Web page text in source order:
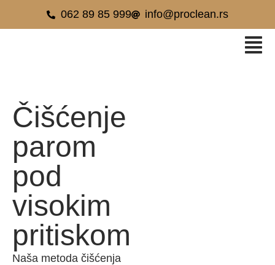
062 89 85 999 info@proclean.rs
Čišćenje
parom
pod
visokim
pritiskom
Naša metoda čišćenja